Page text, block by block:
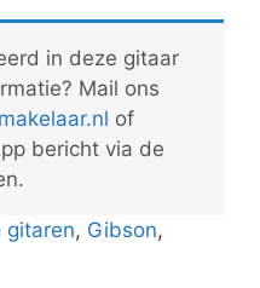
in deze gitaar
Mail ons
of
bericht via de
gitaren, Gibson,